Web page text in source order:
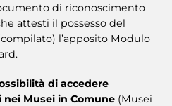
di riconoscimento
attesti il possesso del
l’apposito Modulo
di accedere
Musei in Comune (Musei